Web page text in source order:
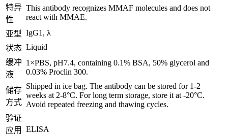
特异
性
This antibody recognizes MMAF molecules and does not
react with MMAE.
亚型 IgG1, λ
状态 Liquid
缓冲
液
1×PBS, pH7.4, containing 0.1% BSA, 50% glycerol and
0.03% Proclin 300.
储存
方式
Shipped in ice bag. The antibody can be stored for 1-2
weeks at 2-8°C. For long term storage, store it at -20°C.
Avoid repeated freezing and thawing cycles.
验证
应用
ELISA